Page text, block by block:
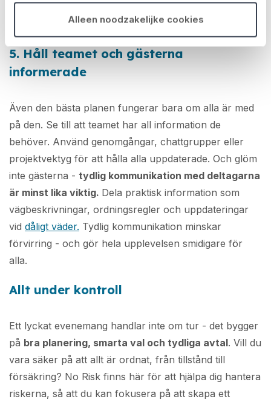
Alleen noodzakelijke cookies
hjälper dig att reda ut det och ser till att allt är rätt
5. Håll teamet och gästerna
informerade
Även den bästa planen fungerar bara om alla är med
på den. Se till att teamet har all information de
behöver. Använd genomgångar, chattgrupper eller
projektvektyg för att hålla alla uppdaterade. Och glöm
inte gästerna - tydlig kommunikation med deltagarna
är minst lika viktig. Dela praktisk information som
vägbeskrivningar, ordningsregler och uppdateringar
vid dåligt väder. Tydlig kommunikation minskar
förvirring - och gör hela upplevelsen smidigare för
alla.
Allt under kontroll
Ett lyckat evenemang handlar inte om tur - det bygger
på bra planering, smarta val och tydliga avtal. Vill du
vara säker på att allt är ordnat, från tillstånd till
försäkring? No Risk finns här för att hjälpa dig hantera
riskerna, så att du kan fokusera på att skapa ett